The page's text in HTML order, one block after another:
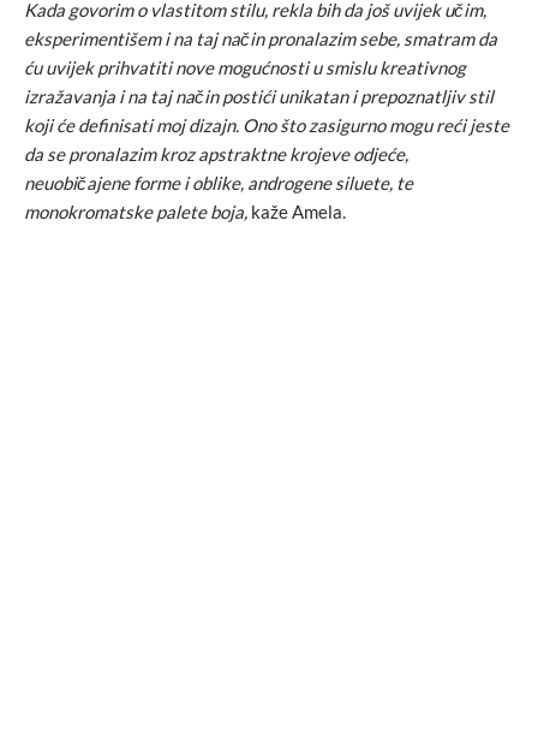
Kada govorim o vlastitom stilu, rekla bih da još uvijek učim,
eksperimentišem i na taj način pronalazim sebe, smatram da
ću uvijek prihvatiti nove mogućnosti u smislu kreativnog
izražavanja i na taj način postići unikatan i prepoznatljiv stil
koji će definisati moj dizajn. Ono što zasigurno mogu reći jeste
da se pronalazim kroz apstraktne krojeve odjeće,
neuobičajene forme i oblike, androgene siluete, te
monokromatske palete boja, kaže Amela.